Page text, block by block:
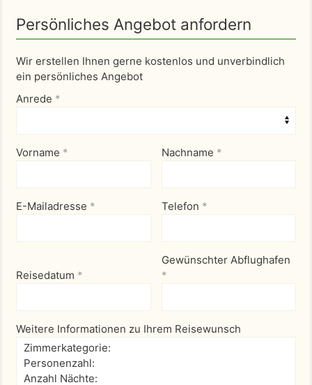
Persönliches Angebot anfordern
Wir erstellen Ihnen gerne kostenlos und unverbindlich
ein persönliches Angebot
Anrede *
Vorname * Nachname *
E-Mailadresse * Telefon *
Reisedatum *
Gewünschter Abflughafen
*
Weitere Informationen zu Ihrem Reisewunsch